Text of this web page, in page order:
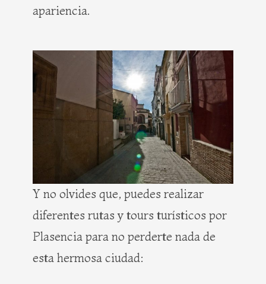
apariencia.
Y no olvides que, puedes realizar
diferentes rutas y tours turísticos por
Plasencia para no perderte nada de
esta hermosa ciudad: